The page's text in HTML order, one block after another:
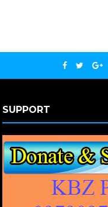
SUPPORT